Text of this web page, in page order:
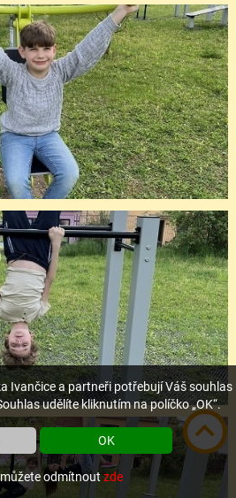
Ivančice a partneři potřebují Váš souhlas
udělíte kliknutím na políčko „OK“.
OK
odmítnoutzde